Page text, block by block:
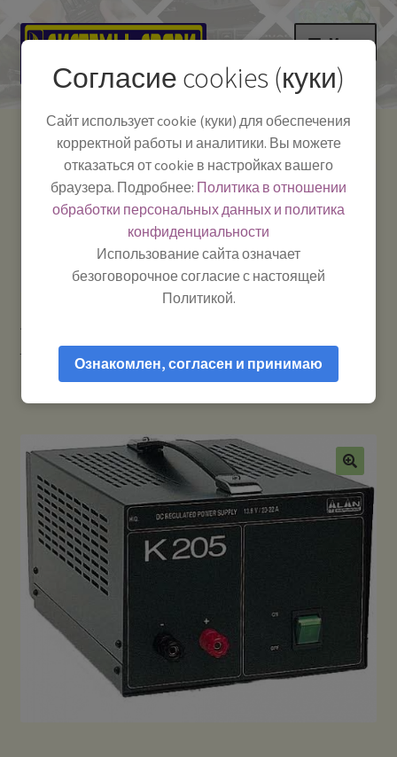
Перейти
навигации
Перейти
содержимому
Меню
Как пользоваться
Полезная информация
Мой аккаунт
Системы Связи:
г. Красноярск, ул.
Работаем:Пн-Пт:
10:00–18:00
-
Телефон:+7-
391-249-1040
Тел.|WA|Telegram:
+79029904090
преобразователи напряжения 24 / 12 вольт
Syncron EPS-
2022-м /ALAN K-205 — Блок питания трансформаторный
нешумящий
Согласие cookies (куки)
Сайт использует cookie (куки) для обеспечения
корректной работы и аналитики. Вы можете
отказаться от cookie в настройках вашего
браузера. Подробнее: Политика в отношении
обработки персональных данных и политика
конфиденциальности
Использование сайта означает
безоговорочное согласие с настоящей
Политикой.
Ознакомлен, согласен и принимаю